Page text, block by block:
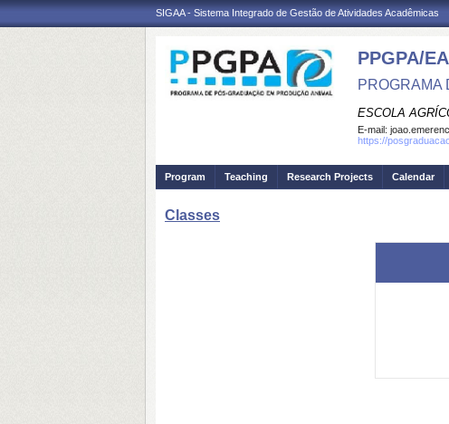
SIGAA - Sistema Integrado de Gestão de Atividades Acadêmicas
PPGPA/
PROGRAMA
ESCOLA
E-mail:
https://
Program Teaching Research Projects Calendar
Classes